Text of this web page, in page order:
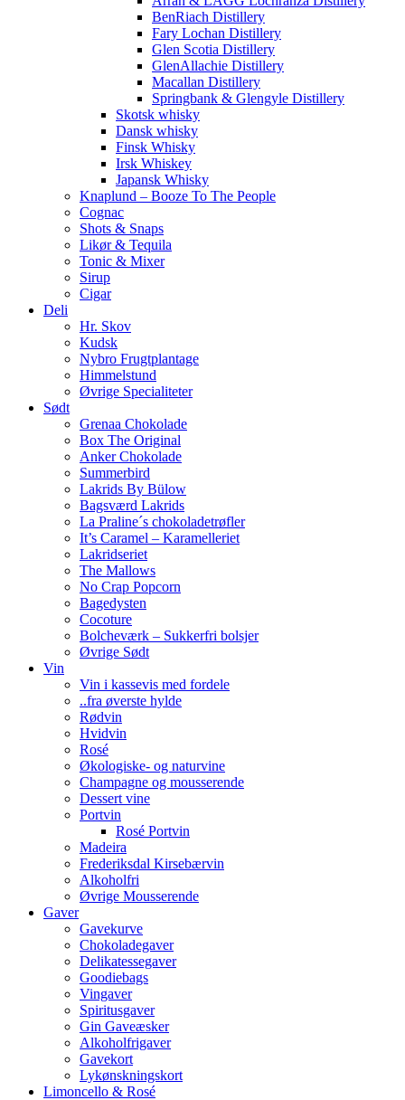
BenRiach Distillery
Fary Lochan Distillery
Glen Scotia Distillery
GlenAllachie Distillery
Macallan Distillery
Springbank & Glengyle Distillery
Skotsk whisky
Dansk whisky
Finsk Whisky
Irsk Whiskey
Japansk Whisky
Knaplund – Booze To The People
Cognac
Shots & Snaps
Likør & Tequila
Tonic & Mixer
Sirup
Cigar
Deli
Hr. Skov
Kudsk
Nybro Frugtplantage
Himmelstund
Øvrige Specialiteter
Sødt
Grenaa Chokolade
Box The Original
Anker Chokolade
Summerbird
Lakrids By Bülow
Bagsværd Lakrids
La Praline´s chokoladetrøfler
It’s Caramel – Karamelleriet
Lakridseriet
The Mallows
No Crap Popcorn
Bagedysten
Cocoture
Bolcheværk – Sukkerfri bolsjer
Øvrige Sødt
Vin
Vin i kassevis med fordele
..fra øverste hylde
Rødvin
Hvidvin
Rosé
Økologiske- og naturvine
Champagne og mousserende
Dessert vine
Portvin
Rosé Portvin
Madeira
Frederiksdal Kirsebærvin
Alkoholfri
Øvrige Mousserende
Gaver
Gavekurve
Chokoladegaver
Delikatessegaver
Goodiebags
Vingaver
Spiritusgaver
Gin Gaveæsker
Alkoholfrigaver
Gavekort
Lykønskningskort
Limoncello & Rosé